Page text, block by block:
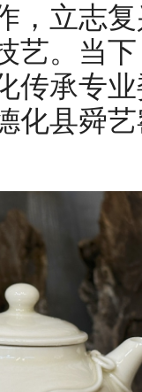
，立志
艺。当
传承专
化县舜